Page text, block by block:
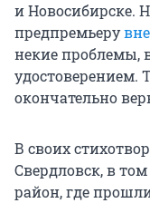
и Новосибирске.
предпремьеру
некие проблемы,
удостоверением.
окончательно
В своих
Свердловск, в
район, где